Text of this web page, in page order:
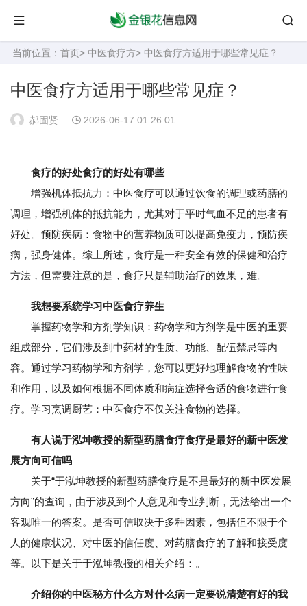
当前位置： 首页> 中医食疗方> 中医食疗方适用于哪些常见症？
中医食疗方适用于哪些常见症？
郝固贤 2026-06-17 01:26:01
食疗的好处食疗的好处有哪些
增强机体抵抗力：中医食疗可以通过饮食的调理或药膳的
调理，增强机体的抵抗能力，尤其对于平时气血不足的患者有
好处。预防疾病：食物中的营养物质可以提高免疫力，预防疾
病，强身健体。综上所述，食疗是一种安全有效的保健和治疗
方法，但需要注意的是，食疗只是辅助治疗的效果，难。
我想要系统学习中医食疗养生
掌握药物学和方剂学知识：药物学和方剂学是中医的重要
组成部分，它们涉及到中药材的性质、功能、配伍禁忌等内
容。通过学习药物学和方剂学，您可以更好地理解食物的性味
和作用，以及如何根据不同体质和病症选择合适的食物进行食
疗。学习烹调厨艺：中医食疗不仅关注食物的选择。
有人说于泓坤教授的新型药膳食疗食疗是最好的新中医发
展方向可信吗
关于“于泓坤教授的新型药膳食疗是不是最好的新中医发展
方向”的查询，由于涉及到个人意见和专业判断，无法给出一个
客观唯一的答案。是否可信取决于多种因素，包括但不限于个
人的健康状况、对中医的信任度、对药膳食疗的了解和接受度
等。以下是关于于泓坤教授的相关介绍：。
介绍你的中医秘方什么方对什么病一定要说清楚有好的我